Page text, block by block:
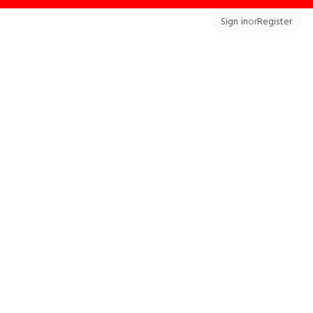
Sign inorRegister